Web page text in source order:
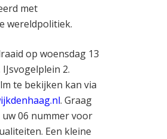
met
wereldpolitiek.
op woensdag 13
2.
te bekijken kan via
. Graag
06 nummer voor
Een kleine